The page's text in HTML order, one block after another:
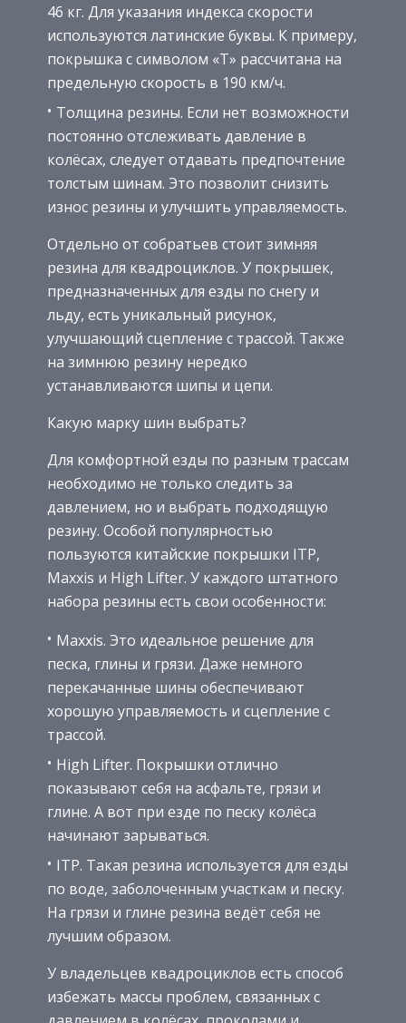
46 кг. Для указания индекса скорости
используются латинские буквы. К примеру,
покрышка с символом «T» рассчитана на
предельную скорость в 190 км/ч.
Толщина резины. Если нет возможности
постоянно отслеживать давление в
колёсах, следует отдавать предпочтение
толстым шинам. Это позволит снизить
износ резины и улучшить управляемость.
Отдельно от собратьев стоит зимняя
резина для квадроциклов. У покрышек,
предназначенных для езды по снегу и
льду, есть уникальный рисунок,
улучшающий сцепление с трассой. Также
на зимнюю резину нередко
устанавливаются шипы и цепи.
Какую марку шин выбрать?
Для комфортной езды по разным трассам
необходимо не только следить за
давлением, но и выбрать подходящую
резину. Особой популярностью
пользуются китайские покрышки ITP,
Maxxis и High Lifter. У каждого штатного
набора резины есть свои особенности:
Maxxis. Это идеальное решение для
песка, глины и грязи. Даже немного
перекачанные шины обеспечивают
хорошую управляемость и сцепление с
трассой.
High Lifter. Покрышки отлично
показывают себя на асфальте, грязи и
глине. А вот при езде по песку колёса
начинают зарываться.
ITP. Такая резина используется для езды
по воде, заболоченным участкам и песку.
На грязи и глине резина ведёт себя не
лучшим образом.
У владельцев квадроциклов есть способ
избежать массы проблем, связанных с